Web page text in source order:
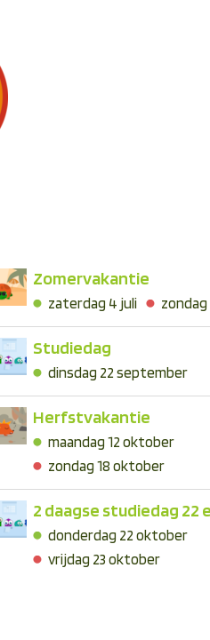
(OMR)
Zomervakantie
zaterdag 4 juli
Studiedag
dinsdag 22 september
Herfstvakantie
maandag 12 oktober
zondag 18 oktober
2 daagse studiedag 22
donderdag 22 oktober
vrijdag 23 oktober